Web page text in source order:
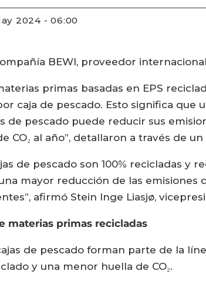
2024 - 06:00
BEWI, proveedor
primas basadas en EPS
caja de pescado. Esto significa
de pescado puede reducir sus
CO₂ al año”, detallaron a través de
de pescado son 100% recicladas y
mayor reducción de las emisiones
afirmó Stein Inge Liasjø,
materias primas recicladas
de pescado forman parte de la
y una menor huella de CO₂.